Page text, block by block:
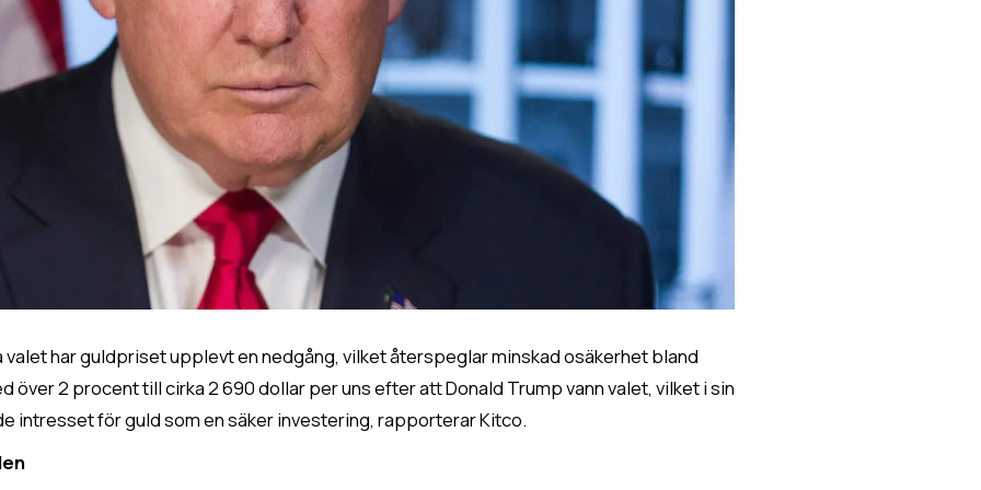
har guldpriset upplevt en nedgång, vilket återspeglar minskad osäkerhet bland
över 2 procent till cirka 2 690 dollar per uns efter att Donald Trump vann valet, vilket i sin
intresset för guld som en säker investering, rapporterar Kitco.